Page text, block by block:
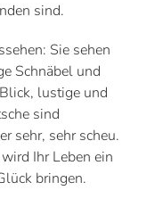
sind.
Sie sehen
Schnäbel und
lustige und
sind
sehr, sehr scheu.
Ihr Leben ein
bringen.